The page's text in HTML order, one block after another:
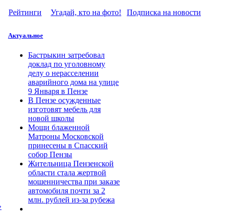
Рейтинги Угадай, кто на фото! Подписка на новости
Актуальное
Бастрыкин затребовал
доклад по уголовному
делу о нерасселении
аварийного дома на улице
9 Января в Пензе
В Пензе осужденные
изготовят мебель для
новой школы
Мощи блаженной
Матроны Московской
принесены в Спасский
собор Пензы
Жительница Пензенской
области стала жертвой
мошенничества при заказе
автомобиля почти за 2
млн. рублей из-за рубежа